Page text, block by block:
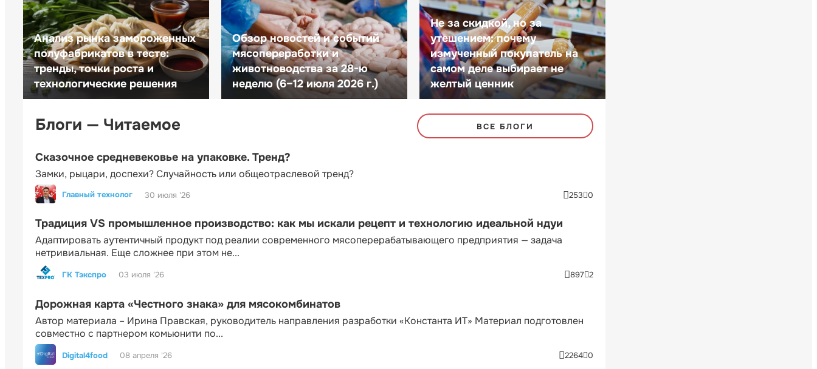
Анализ рынка замороженных
полуфабрикатов в тесте:
тренды, точки роста и
технологические решения
Обзор новостей и событий
мясопереработки и
животноводства за 28-ю
неделю (6–12 июля 2026 г.)
Не за скидкой, но за
утешением: почему
измученный покупатель на
самом деле выбирает не
желтый ценник
Блоги — Читаемое ВСЕ БЛОГИ
Сказочное средневековье на упаковке. Тренд?
Замки, рыцари, доспехи? Случайность или общеотраслевой тренд?
Главный технолог 30 июля '26 253 0
Традиция VS промышленное производство: как мы искали рецепт и технологию идеальной ндуи
Адаптировать аутентичный продукт под реалии современного мясоперерабатывающего предприятия — задача
нетривиальная. Еще сложнее при этом не...
ГК Тэкспро 03 июля '26 897 2
Дорожная карта «Честного знака» для мясокомбинатов
Автор материала – Ирина Правская, руководитель направления разработки «Константа ИТ» Материал подготовлен
совместно с партнером комьюнити по...
Digital4food 08 апреля '26 2264 0